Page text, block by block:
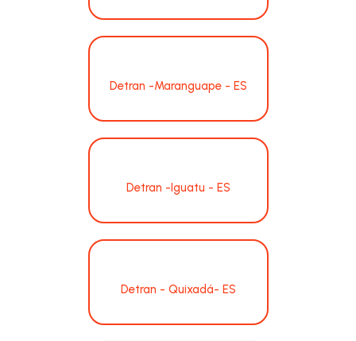
Detran -Maranguape - ES
Detran -Iguatu - ES
Detran - Quixadá- ES